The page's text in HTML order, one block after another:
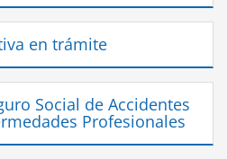
en trámite
Social de Accidentes
Profesionales